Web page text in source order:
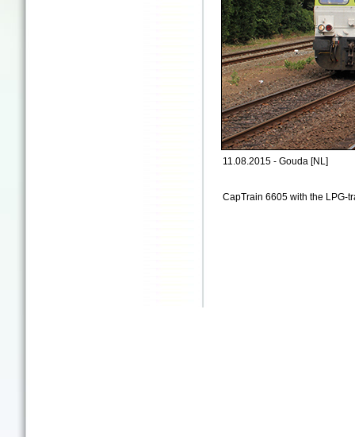
11.08.2015 - Gouda [NL]
CapTrain 6605 with the LPG-